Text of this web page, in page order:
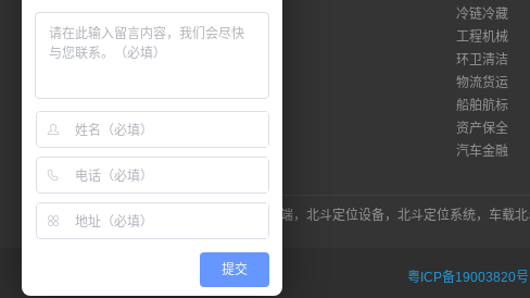
移动端
数据流
私有化
冷链冷藏
工程机械
环卫清洁
物流货运
船舶航标
资产保全
汽车金融
LINK：北斗定位器，北斗定位终端，北斗定位设备，北斗定位系统，车载
粤ICP备19003820号
提交